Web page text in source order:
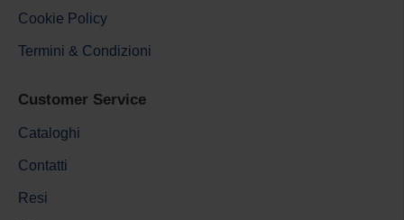
Cookie Policy
Termini & Condizioni
Customer Service
Cataloghi
Contatti
Resi